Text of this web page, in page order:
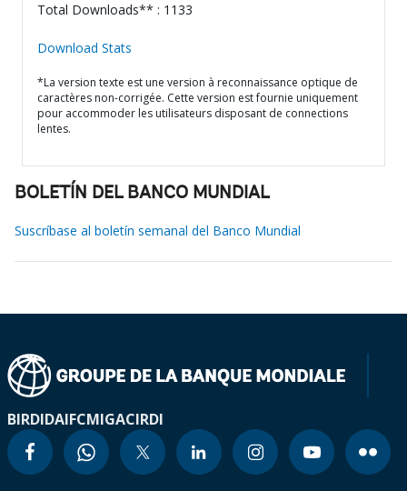
Total Downloads** : 1133
Download Stats
*La version texte est une version à reconnaissance optique de
caractères non-corrigée. Cette version est fournie uniquement
pour accommoder les utilisateurs disposant de connections
lentes.
BOLETÍN DEL BANCO MUNDIAL
Suscríbase al boletín semanal del Banco Mundial
BIRDIDAIFCMIGACIRDI